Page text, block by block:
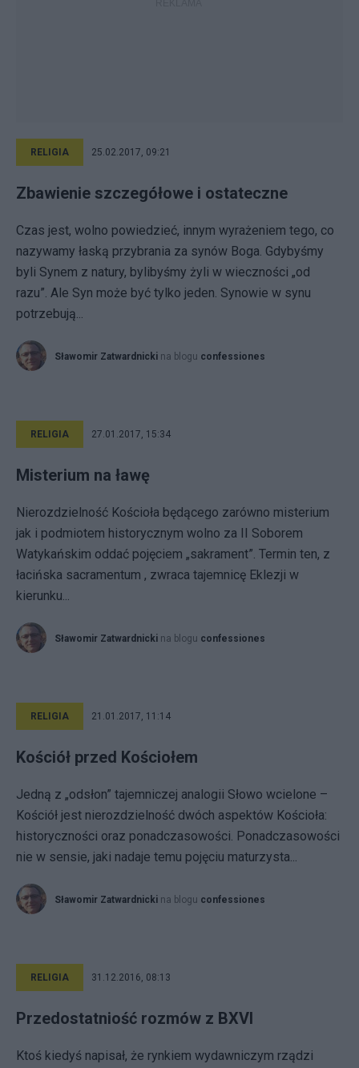
RELIGIA 25.02.2017, 09:21
Zbawienie szczegółowe i ostateczne
Czas jest, wolno powiedzieć, innym wyrażeniem tego, co
nazywamy łaską przybrania za synów Boga. Gdybyśmy
byli Synem z natury, bylibyśmy żyli w wieczności „od
razu”. Ale Syn może być tylko jeden. Synowie w synu
potrzebują...
Sławomir Zatwardnicki na blogu confessiones
RELIGIA 27.01.2017, 15:34
Misterium na ławę
Nierozdzielność Kościoła będącego zarówno misterium
jak i podmiotem historycznym wolno za II Soborem
Watykańskim oddać pojęciem „sakrament”. Termin ten, z
łacińska sacramentum , zwraca tajemnicę Eklezji w
kierunku...
Sławomir Zatwardnicki na blogu confessiones
RELIGIA 21.01.2017, 11:14
Kościół przed Kościołem
Jedną z „odsłon” tajemniczej analogii Słowo wcielone –
Kościół jest nierozdzielność dwóch aspektów Kościoła:
historyczności oraz ponadczasowości. Ponadczasowości
nie w sensie, jaki nadaje temu pojęciu maturzysta...
Sławomir Zatwardnicki na blogu confessiones
RELIGIA 31.12.2016, 08:13
Przedostatniość rozmów z BXVI
Ktoś kiedyś napisał, że rynkiem wydawniczym rządzi